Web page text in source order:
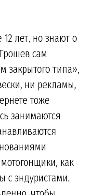
лет, но знают о
сам
закрытого типа»,
ни рекламы,
тоже
занимаются
как
с эндуристами.